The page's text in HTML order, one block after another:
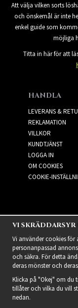
Att välja vilken sorts
och önskemål är inte
enkel guide som
möjliga
Titta in här för att
HANDLA
LEVERANS &
REKLAMATION
VILLKOR
KUNDTJÄNST
LOGGA IN
OM COOKIES
COOKIE-
VI
Vi använder cookies för
personanpassad
och säkra. För detta
deras mönster och
Klicka på "Okej" om du
tillåter och vilka du vill
nedan.